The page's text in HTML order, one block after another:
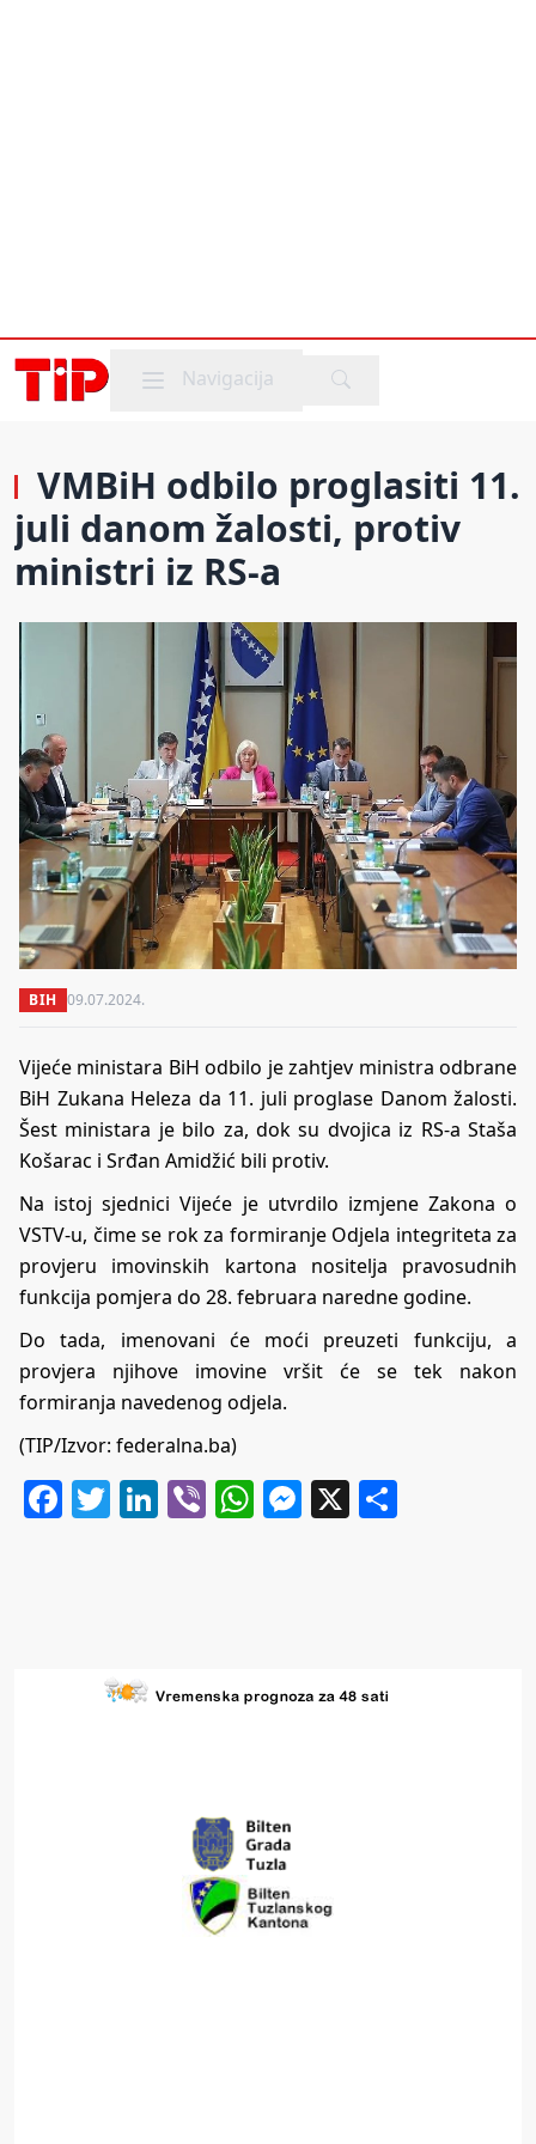
Mobile menu
Navigacija
VMBiH odbilo proglasiti 11.
juli danom žalosti, protiv
ministri iz RS-a
BIH 09.07.2024.
Vijeće ministara BiH odbilo je zahtjev ministra odbrane
BiH Zukana Heleza da 11. juli proglase Danom žalosti.
Šest ministara je bilo za, dok su dvojica iz RS-a Staša
Košarac i Srđan Amidžić bili protiv.
Na istoj sjednici Vijeće je utvrdilo izmjene Zakona o
VSTV-u, čime se rok za formiranje Odjela integriteta za
provjeru imovinskih kartona nositelja pravosudnih
funkcija pomjera do 28. februara naredne godine.
Do tada, imenovani će moći preuzeti funkciju, a
provjera njihove imovine vršit će se tek nakon
formiranja navedenog odjela.
(TIP/Izvor: federalna.ba)
Facebook
Twitter
LinkedIn
ViberWhatsApp
Messenger
X